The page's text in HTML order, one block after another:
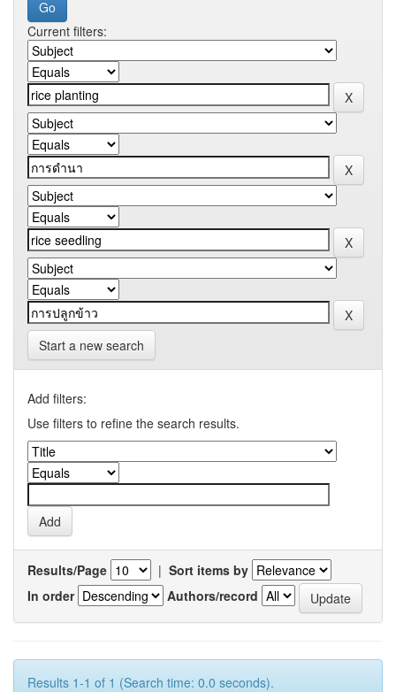
Current filters:
Start a new search
Add filters:
Use filters to refine the search results.
Results/Page | Sort items by
In order
Authors/record
Results 1-1 of 1 (Search time: 0.0 seconds).